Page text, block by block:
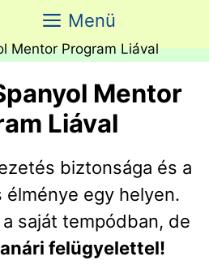
Menü
Mentor
Liával
biztonsága és a
élménye egy helyen.
saját tempódban, de
felügyelettel!